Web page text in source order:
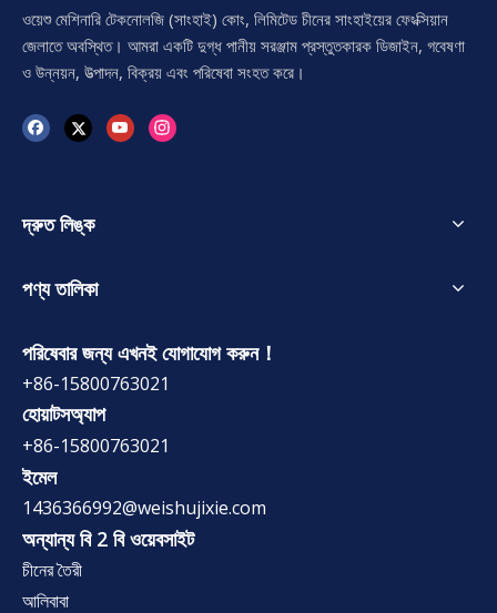
ওয়েশু মেশিনারি টেকনোলজি (সাংহাই) কোং, লিমিটেড চীনের সাংহাইয়ের ফেংক্সিয়ান
জেলাতে অবস্থিত। আমরা একটি দুগ্ধ পানীয় সরঞ্জাম প্রস্তুতকারক ডিজাইন, গবেষণা
ও উন্নয়ন, উত্পাদন, বিক্রয় এবং পরিষেবা সংহত করে।
দ্রুত লিঙ্ক
পণ্য তালিকা
পরিষেবার জন্য এখনই যোগাযোগ করুন！
+86-15800763021
হোয়াটসঅ্যাপ
+86-15800763021
ইমেল
1436366992@weishujixie.com
অন্যান্য বি 2 বি ওয়েবসাইট
চীনের তৈরী
আলিবাবা